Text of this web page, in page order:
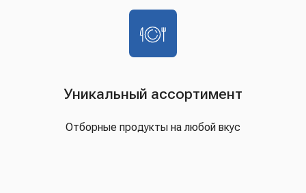
Уникальный ассортимент
Отборные продукты на любой вкус